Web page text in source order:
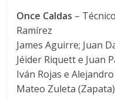
Once Caldas –
Ramírez
James Aguirre; Juan
Jéider Riquett e Juan
Iván Rojas e
Mateo Zuleta